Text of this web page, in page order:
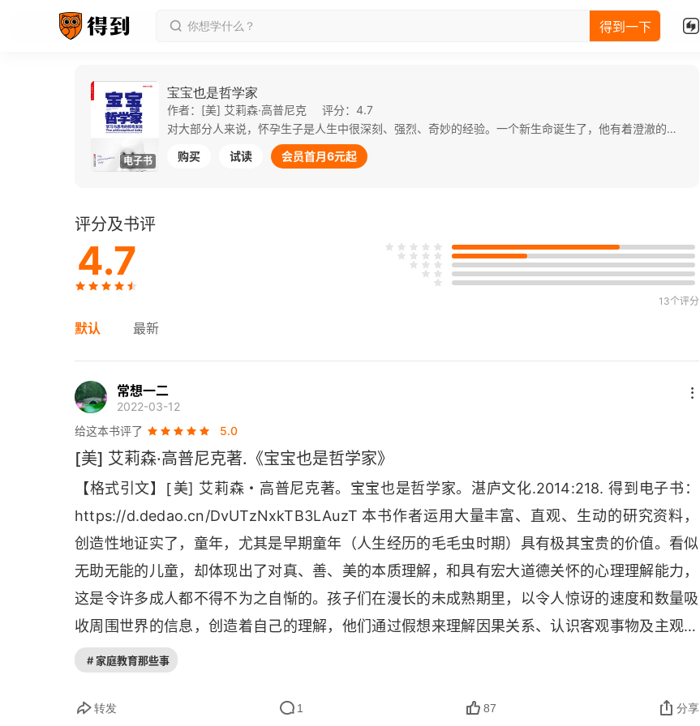
得到一下
电子书
宝宝也是哲学家
作者：[美] 艾莉森·高普尼克
评分：4.7
对大部分人来说，怀孕生子是人生中很深刻、强烈、奇妙的经验。一个新生命诞生了，他有着澄澈的双眸，胖嘟嘟的小手和看似神秘的大脑思维。 小宝宝有同理心吗？有思考能力吗？在还没学会阅读与数学之前，他们如何得知关于道德的复杂事理呢？童年是人生至关重要的成长阶段，但我们对那个阶段所知的实在太少了，而许多时候甚至忽略了它。人何以为人？一个小婴儿着迷似地深情凝视母亲的脸庞，可能奠定了人类“爱”与“道德”的基础；全心投入地玩着假装游戏可能解释了我们如何想象未来，甚至是如何写出一本书，如何发明日新月异的科技。 这本书与汗牛充栋的“育儿宝典“最大的不同，就是给孩子一个完整的、充满情感与智慧的视角，从一种崭新的角度去欣赏童年的丰富性与重要性。
购买
试读 会员首月6元起
评分及书评
4.7
13个评分
默认 最新
常想一二
2022-03-12
给这本书评了
5.0
[美] 艾莉森·高普尼克著.《宝宝也是哲学家》
【格式引文】 [美] 艾莉森・高普尼克著。宝宝也是哲学家。湛庐文化.2014:218. 得到电子书：
https://d.dedao.cn/DvUTzNxkTB3LAuzT 本书作者运用大量丰富、直观、生动的研究资料，
创造性地证实了，童年，尤其是早期童年（人生经历的毛毛虫时期）具有极其宝贵的价值。看似
无助无能的儿童，却体现出了对真、善、美的本质理解，和具有宏大道德关怀的心理理解能力，
这是令许多成人都不得不为之自惭的。孩子们在漫长的未成熟期里，以令人惊讶的速度和数量吸
收周围世界的信息，创造着自己的理解，他们通过假想来理解因果关系、认识客观事物及主观心
理运作的原理…… 在本书所揭示的这些颠覆性的观点中，我们能够渐渐看到一个更加丰满、独立
法，真正尊重孩子，包括他们学习的步调、节奏与风格，提供适宜的反馈和刺激，这才是对他们
# 家庭教育那些事
转发 1 87 分享